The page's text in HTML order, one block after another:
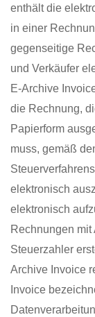
enthält die
in einer
gegenseitige
und Verkäufer
E-Archive
die Rechnung,
Papierform
muss, gemäß
elektronisch
elektronisch
Rechnungen
Steuerzahler
Archive Invoice
Invoice